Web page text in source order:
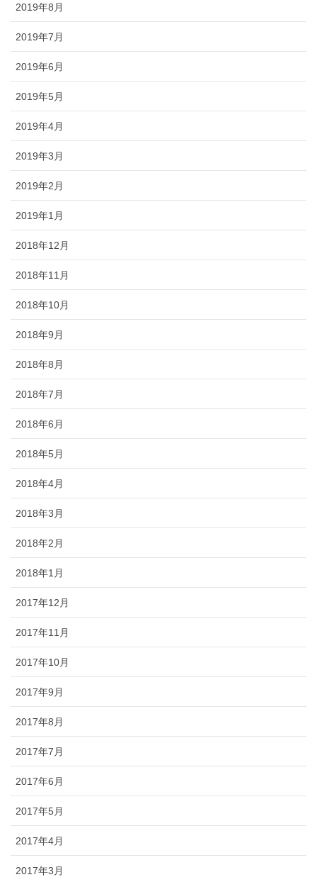
2019年8月
2019年7月
2019年6月
2019年5月
2019年4月
2019年3月
2019年2月
2019年1月
2018年12月
2018年11月
2018年10月
2018年9月
2018年8月
2018年7月
2018年6月
2018年5月
2018年4月
2018年3月
2018年2月
2018年1月
2017年12月
2017年11月
2017年10月
2017年9月
2017年8月
2017年7月
2017年6月
2017年5月
2017年4月
2017年3月